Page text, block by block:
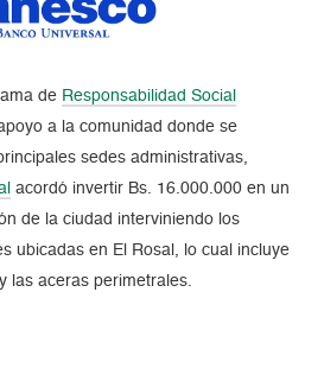
de Responsabilidad Social
a la comunidad donde se
sedes administrativas,
acordó invertir Bs. 16.000.000 en un
de la ciudad interviniendo los
ubicadas en El Rosal, lo cual incluye
las aceras perimetrales.